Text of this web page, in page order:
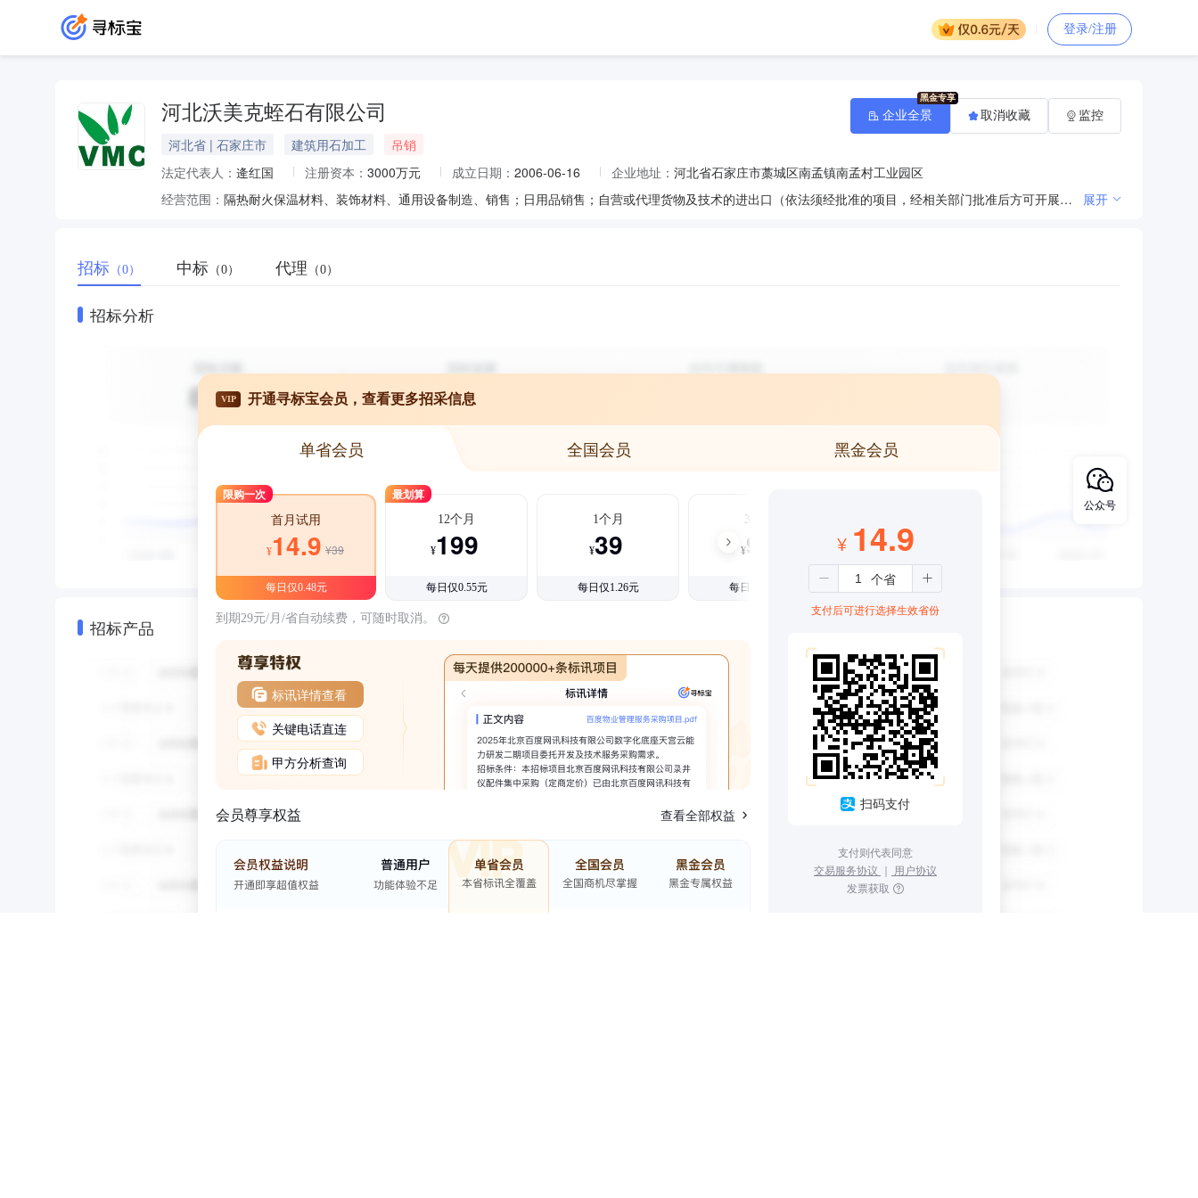
登录/注册
河北沃美克蛭石有限公司
河北省 | 石家庄市 建筑用石加工
吊销
法定代表人： 逄红国 注册资本： 3000万元 成立日期： 2006-06-16 企业地址： 河北省石家庄市藁城区南孟镇南孟村工业园区
经营范围：
隔热耐火保温材料、装饰材料、通用设备制造、销售；日用品销售；自营或代理货物及技术的进出口（依法须经批准的项目，经相关部门批准后方可开展经营活动）。 展开
企业全景 取消收藏 监控
招标 （0） 中标 （0） 代理 （0）
招标分析
招标产品
VIP 开通寻标宝会员，查看更多招采信息
单省会员 全国会员 黑金会员
限购一次
首月试用
¥14.9 ¥39
每日仅0.48元
最划算
12个月
¥199
每日仅0.55元
1个月
¥39
每日仅1.26元
3个月
¥99
每日仅1.08元
到期29元/月/省自动续费，可随时取消。
标讯详情查看
关键电话直连
甲方分析查询
会员尊享权益 查看全部权益
¥ 14.9
支付后可进行选择生效省份
扫码支付
支付则代表同意
交易服务协议 ｜ 用户协议
发票获取
公众号